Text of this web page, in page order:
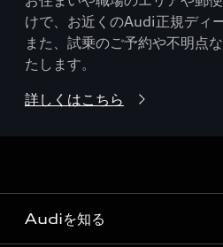
けで、お近くのAudi正規ディ
また、試乗のご予約や不明点
たします。
詳しくはこちら
Audiを知る